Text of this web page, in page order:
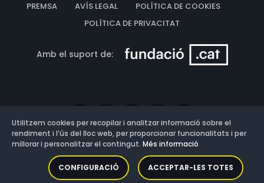
PREMSA
AVÍS LEGAL
POLÍTICA DE COOKIES
POLÍTICA DE PRIVACITAT
Amb el suport de:
Versió: 3.13.0.202607011342
Utilitzem cookies per recopilar i analitzar informació sobre el
rendiment i l’ús del lloc web, per proporcionar funcionalitats i per
millorar i personalitzar el contingut. Més informació
CONFIGURACIÓ ACCEPTAR-LES TOTES